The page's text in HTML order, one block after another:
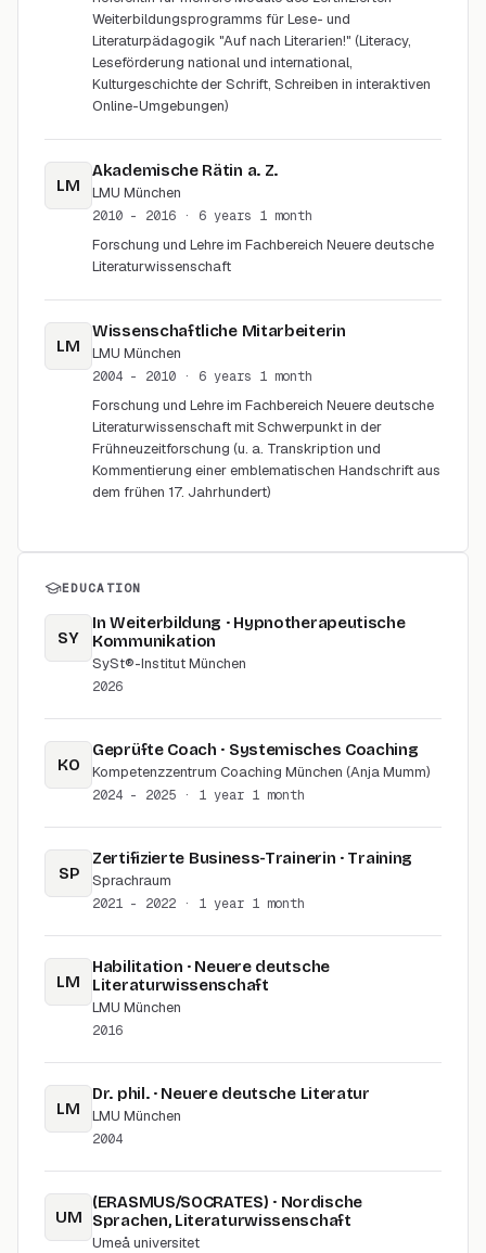
Weiterbildungsprogramms für Lese- und
Literaturpädagogik "Auf nach Literarien!" (Literacy,
Leseförderung national und international,
Kulturgeschichte der Schrift, Schreiben in interaktiven
Online-Umgebungen)
LM
Akademische Rätin a. Z.
LMU München
2010 - 2016 · 6 years 1 month
Forschung und Lehre im Fachbereich Neuere deutsche
Literaturwissenschaft
LM
Wissenschaftliche Mitarbeiterin
LMU München
2004 - 2010 · 6 years 1 month
Forschung und Lehre im Fachbereich Neuere deutsche
Literaturwissenschaft mit Schwerpunkt in der
Frühneuzeitforschung (u. a. Transkription und
Kommentierung einer emblematischen Handschrift aus
dem frühen 17. Jahrhundert)
EDUCATION
SY
In Weiterbildung · Hypnotherapeutische
Kommunikation
SySt®-Institut München
2026
KO
Geprüfte Coach · Systemisches Coaching
Kompetenzzentrum Coaching München (Anja Mumm)
2024 - 2025 · 1 year 1 month
SP
Zertifizierte Business-Trainerin · Training
Sprachraum
2021 - 2022 · 1 year 1 month
LM
Habilitation · Neuere deutsche
Literaturwissenschaft
LMU München
2016
LM
Dr. phil. · Neuere deutsche Literatur
LMU München
2004
UM
(ERASMUS/SOCRATES) · Nordische
Sprachen, Literaturwissenschaft
Umeå universitet